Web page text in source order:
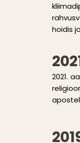
hoidis
2021.